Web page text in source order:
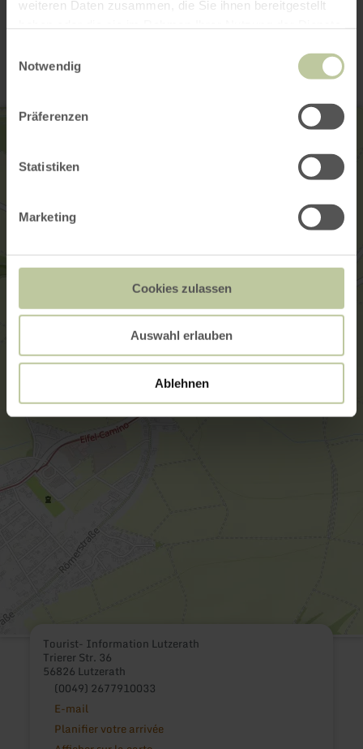
weiteren Daten zusammen, die Sie ihnen bereitgestellt
Notwendig
Präferenzen
Statistiken
Marketing
Cookies zulassen
Auswahl erlauben
Ablehnen
Contact
Tourist- Information Lutzerath
Trierer Str. 36
56826 Lutzerath
(0049) 2677910033
E-mail
Planifier votre arrivée